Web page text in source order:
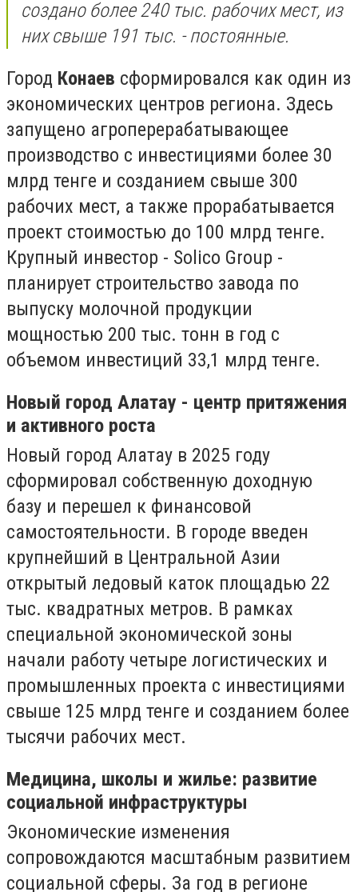
создано более 240 тыс. рабочих мест, из
них свыше 191 тыс. - постоянные.
Город Конаев сформировался как один из
экономических центров региона. Здесь
запущено агроперерабатывающее
производство с инвестициями более 30
млрд тенге и созданием свыше 300
рабочих мест, а также прорабатывается
проект стоимостью до 100 млрд тенге.
Крупный инвестор - Solico Group -
планирует строительство завода по
выпуску молочной продукции
мощностью 200 тыс. тонн в год с
объемом инвестиций 33,1 млрд тенге.
Новый город Алатау - центр притяжения
и активного роста
Новый город Алатау в 2025 году
сформировал собственную доходную
базу и перешел к финансовой
самостоятельности. В городе введен
крупнейший в Центральной Азии
открытый ледовый каток площадью 22
тыс. квадратных метров. В рамках
специальной экономической зоны
начали работу четыре логистических и
промышленных проекта с инвестициями
свыше 125 млрд тенге и созданием более
тысячи рабочих мест.
Медицина, школы и жилье: развитие
социальной инфраструктуры
Экономические изменения
сопровождаются масштабным развитием
социальной сферы. За год в регионе